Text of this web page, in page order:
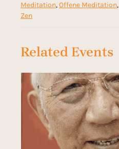
Meditation,Offene Meditation,
Zen
Related Events